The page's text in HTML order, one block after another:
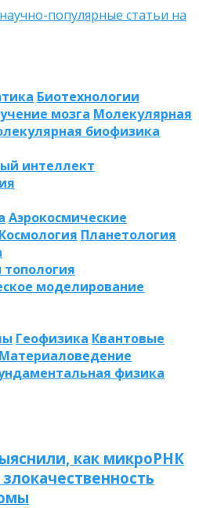
Биотехнологии
мозга Молекулярная
биофизика
интеллект
Аэрокосмические
Космология Планетология
моделирование
Геофизика Квантовые
Материаловедение
физика
как микроРНК